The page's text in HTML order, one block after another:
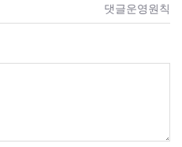
댓글운영원칙